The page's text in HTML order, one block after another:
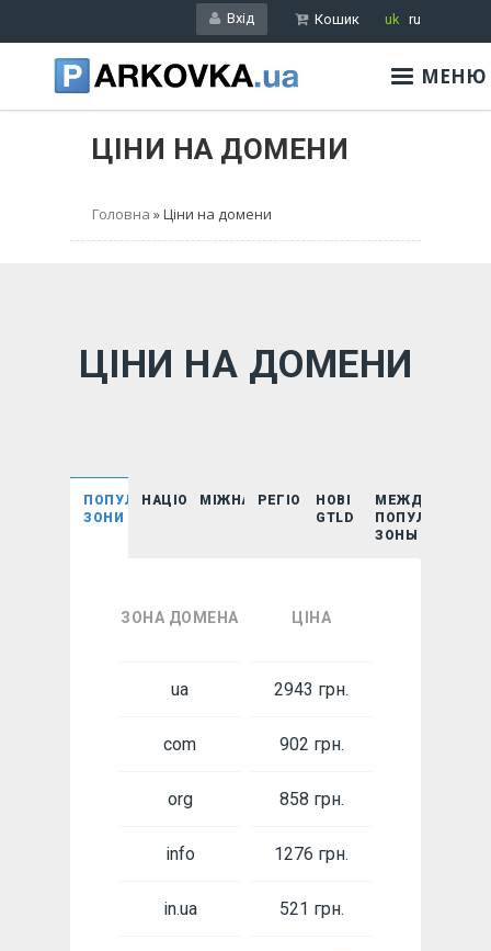
до
основного
uk ru
Кошик
Вхід
МЕНЮ
ЦІНИ НА ДОМЕНИ
Головна Ціни на домени
ЦІНИ НА ДОМЕНИ
ПОПУЛЯРНІ
ЗОНИ
НАЦІОНАЛЬНІМІЖНАРОДНІРЕГІОНАЛЬНІ
НОВІ
GTLD
ПОПУЛЯРНЫЕ
ЗОНЫ
ЗОНА ДОМЕНА
ua
com
org
info
in.ua
ЦІНА
2943 грн.
902 грн.
858 грн.
1276 грн.
521 грн.